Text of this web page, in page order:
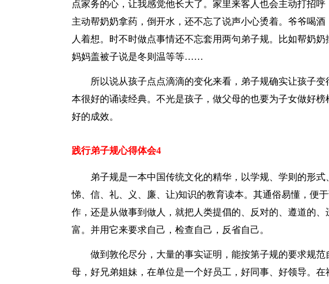
点家务的心，让我感觉他长大了。家里来客人也会主动打招
主动帮奶奶拿药，倒开水，还不忘了说声小心烫着。爷爷喝
人着想。时不时做点事情还不忘套用两句弟子规。比如帮奶
妈妈盖被子说是冬则温等等……
所以说从孩子点点滴滴的变化来看，弟子规确实让孩子
本很好的诵读经典。不光是孩子，做父母的也要为子女做好
好的成效。
践行弟子规心得体会4
弟子规是一本中国传统文化的精华，以学规、学则的形式
悌、信、礼、义、廉、让)知识的教育读本。其通俗易懂，便
作，还是从做事到做人，就把人类提倡的、反对的、遵道的
富。并用它来要求自己，检查自己，反省自己。
做到敦伦尽分，大量的事实证明，能按第子规的要求规
母，好兄弟姐妹，在单位是一个好员工，好同事、好领导。